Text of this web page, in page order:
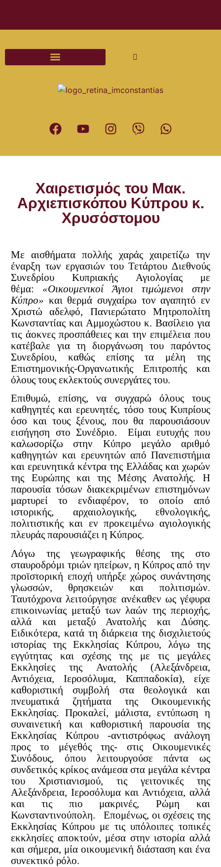
Χαιρετισμός του Μακ.
Αρχιεπισκόπου Κύπρου κ.
Χρυσόστομου
Με αισθήματα πολλής χαράς χαιρετίζω την
έναρξη των εργασιών του Τετάρτου Διεθνούς
Συνεδρίου Κυπριακής Αγιολογίας με
θέμα: «Οικουμενικοί Άγιοι τιμώμενοι στην
Κύπρο» και θερμά συγχαίρω τον αγαπητό εν
Χριστώ αδελφό, Πανιερώτατο Μητροπολίτη
Κωνσταντίας και Αμμοχώστου κ. Βασίλειο για
τις άοκνες προσπάθειες και την επιμέλεια που
κατέβαλε για τη διοργάνωση του παρόντος
Συνεδρίου, καθώς επίσης τα μέλη της
Επιστημονικής-Οργανωτικής Επιτροπής και
όλους τους εκλεκτούς συνεργάτες του.
Επιθυμώ, επίσης, να συγχαρώ όλους τους
καθηγητές και ερευνητές, τόσο τους Κυπρίους
όσο και τους ξένους, που θα παρουσιάσουν
εισήγηση στο Συνέδριο. Είμαι ευτυχής που
καλωσορίζω στην Κύπρο μεγάλο αριθμό
καθηγητών και ερευνητών από Πανεπιστήμια
και ερευνητικά κέντρα της Ελλάδας και χωρών
της Ευρώπης και της Μέσης Ανατολής. Η
παρουσία τόσων διακεκριμένων επιστημόνων
μαρτυρεί το ενδιαφέρον, το οποίο από
ιστορικής, αρχαιολογικής, εθνολογικής,
πολιτιστικής και εν προκειμένω αγιολογικής
πλευράς παρουσιάζει η Κύπρος.
Λόγω της γεωγραφικής θέσης της στο
σταυροδρόμι τριών ηπείρων, η Κύπρος από την
προϊστορική εποχή υπήρξε χώρος συνάντησης
γλωσσών, θρησκειών και πολιτισμών.
Ταυτόχρονα λειτούργησε ανέκαθεν ως γέφυρα
επικοινωνίας μεταξύ των λαών της περιοχής,
αλλά και μεταξύ Ανατολής και Δύσης.
Ειδικότερα, κατά τη διάρκεια της δισχιλιετούς
ιστορίας της Εκκλησίας Κύπρου, λόγω της
εγγύτητας και σχέσης της με τις μεγάλες
Εκκλησίες της Ανατολής (Αλεξάνδρεια,
Αντιόχεια, Ιεροσόλυμα, Καππαδοκία), είχε
καθοριστική συμβολή στα θεολογικά και
πνευματικά ζητήματα της Οικουμενικής
Εκκλησίας. Προκαλεί, μάλιστα, εντύπωση η
συναινετική και καθοριστική παρουσία της
Εκκλησίας Κύπρου -αντιστρόφως ανάλογη
προς το μέγεθός της- στις Οικουμενικές
Συνόδους, όπου λειτουργούσε πάντα ως
συνδετικός κρίκος ανάμεσα στα μεγάλα κέντρα
του Χριστιανισμού, τις γειτονικές της
Αλεξάνδρεια, Ιεροσόλυμα και Αντιόχεια, αλλά
και τις πιο μακρινές, Ρώμη και
Κωνσταντινούπολη. Επομένως, οι σχέσεις της
Εκκλησίας Κύπρου με τις υπόλοιπες τοπικές
εκκλησίες αποκτούν, μέσα στην ιστορία αλλά
και σήμερα, μία οικουμενική διάσταση και ένα
συνεκτικό ρόλο.